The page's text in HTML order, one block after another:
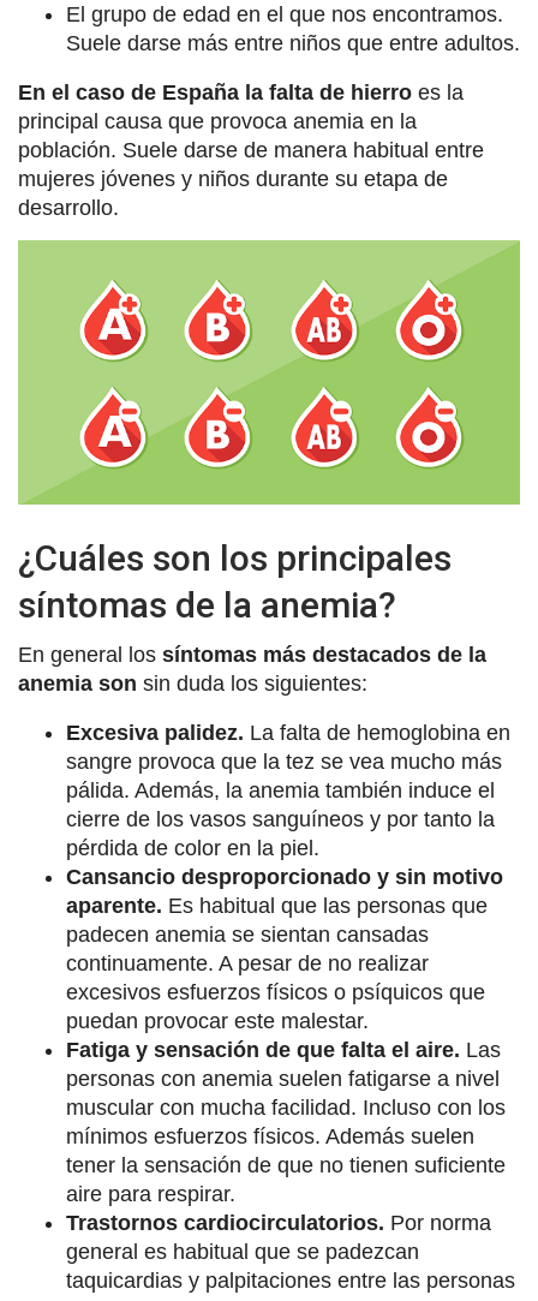
El grupo de edad en el que nos encontramos.
Suele darse más entre niños que entre adultos.
En el caso de España la falta de hierro es la
principal causa que provoca anemia en la
población. Suele darse de manera habitual entre
mujeres jóvenes y niños durante su etapa de
desarrollo.
¿Cuáles son los principales
síntomas de la anemia?
En general los síntomas más destacados de la
anemia son sin duda los siguientes:
Excesiva palidez. La falta de hemoglobina en
sangre provoca que la tez se vea mucho más
pálida. Además, la anemia también induce el
cierre de los vasos sanguíneos y por tanto la
pérdida de color en la piel.
Cansancio desproporcionado y sin motivo
aparente. Es habitual que las personas que
padecen anemia se sientan cansadas
continuamente. A pesar de no realizar
excesivos esfuerzos físicos o psíquicos que
puedan provocar este malestar.
Fatiga y sensación de que falta el aire. Las
personas con anemia suelen fatigarse a nivel
muscular con mucha facilidad. Incluso con los
mínimos esfuerzos físicos. Además suelen
tener la sensación de que no tienen suficiente
aire para respirar.
Trastornos cardiocirculatorios. Por norma
general es habitual que se padezcan
taquicardias y palpitaciones entre las personas